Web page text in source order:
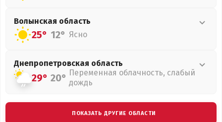
Волынская область
25° 12° Ясно
Днепропетровская область
29° 20° Переменная облачность, слабый
дождь
ПОКАЗАТЬ ДРУГИЕ ОБЛАСТИ